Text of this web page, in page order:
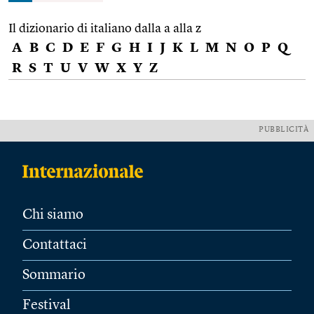
Il dizionario di italiano dalla a alla z
A B C D E F G H I J K L M N O P Q
R S T U V W X Y Z
PUBBLICITÀ
Chi siamo
Contattaci
Sommario
Festival